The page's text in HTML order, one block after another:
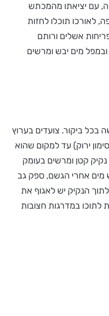
עם יציאתו מהמכתש
לאורכו תוכלו לחזות
אשלים ורותם
מים יבש ומרשים
ביקור. צועדים בערוץ
ירוק) עד למקום שהוא
קטן ומרשים בעומק
מים אחרי הגשם, ספק גב
הנקיק יש לאגוף את
במדרגות חצובות